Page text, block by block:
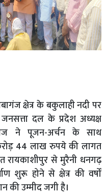
क्षेत्र के बकुलाही नदी पर
दल के प्रदेश अध्यक्ष
ने पूजन-अर्चन के साथ
44 लाख रुपये की लागत
रायकाशीपुर से मुरैनी धनगढ़
शुरू होने से क्षेत्र की वर्षों
की उम्मीद जगी है।